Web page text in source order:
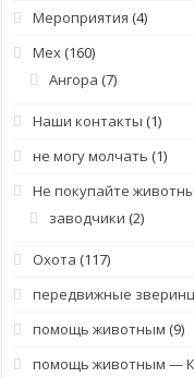
Мероприятия (4)
Мех(160)
Ангора (7)
Наши контакты (1)
не могу молчать (1)
Не покупайте
заводчики (2)
Охота (117)
передвижные
помощь животным (9)
помощь животным —